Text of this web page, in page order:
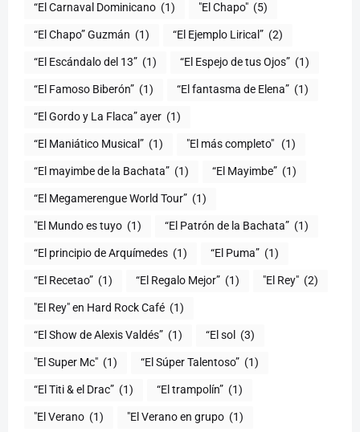
“El Carnaval Dominicano (1) "El Chapo" (5)
“El Chapo” Guzmán (1) “El Ejemplo Lirical” (2)
“El Escándalo del 13” (1) “El Espejo de tus Ojos” (1)
“El Famoso Biberón” (1) “El fantasma de Elena” (1)
“El Gordo y La Flaca” ayer (1)
“El Maniático Musical” (1) "El más completo" ​ (1)
“El mayimbe de la Bachata” (1) “El Mayimbe” (1)
“El Megamerengue World Tour” (1)
"El Mundo es tuyo (1) “El Patrón de la Bachata” (1)
“El principio de Arquímedes (1) “El Puma” (1)
“El Recetao” (1) “El Regalo Mejor” (1) "El Rey" (2)
"El Rey" en Hard Rock Café (1)
“El Show de Alexis Valdés” (1) “El sol (3)
"El Super Mc" (1) (1)
“El Titi & el Drac” (1) “El trampolín” (1)
"El Verano (1) "El Verano en grupo (1)